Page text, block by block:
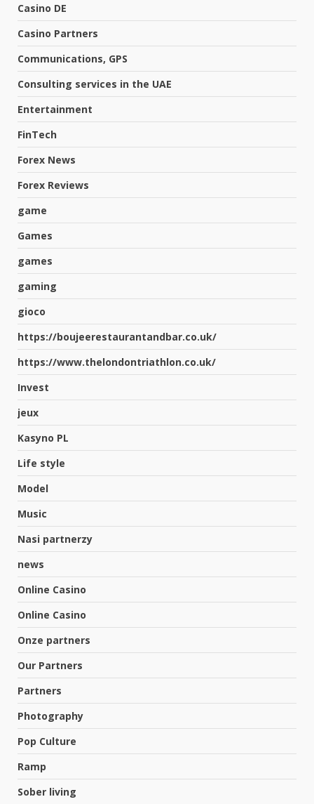
Casino DE
Casino Partners
Communications, GPS
Consulting services in the UAE
Entertainment
FinTech
Forex News
Forex Reviews
game
Games
games
gaming
gioco
https://boujeerestaurantandbar.co.uk/
https://www.thelondontriathlon.co.uk/
Invest
jeux
Kasyno PL
Life style
Model
Music
Nasi partnerzy
news
Online Casino
Online Casino
Onze partners
Our Partners
Partners
Photography
Pop Culture
Ramp
Sober living